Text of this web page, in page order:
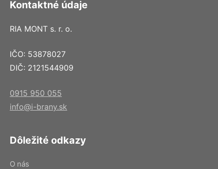
Kontaktné údaje
RIA MONT s. r. o.
IČO: 53878027
DIČ: 2121544909
0915 950 055
info@i-brany.sk
Dôležité odkazy
O nás